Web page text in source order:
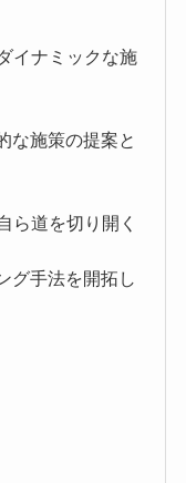
イナミックな施
な施策の提案と
ら道を切り開く
グ手法を開拓し